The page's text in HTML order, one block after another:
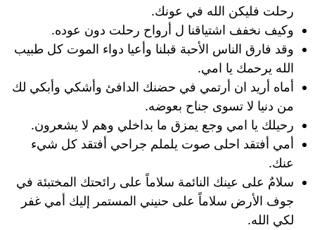
رحلت فليكن الله في عونك.
وكيف نخفف اشتياقنا ل أرواح رحلت دون عوده.
وقد فارق الناس الأحبة قبلنا وأعيا دواء الموت كل طبيب
الله يرحمك يا امي.
أماه أريد ان أرتمي في حضنك الدافئ وأشكي وأبكي لك
من دنيا لا تسوى جناح بعوضه.
رحيلك يا امي وجع يمزق ما بداخلي وهم لا يشعرون.
أمي أفتقد احلى صوت يلملم جراحي أفتقد كل شيء
عنك.
سلامٌ على عينك النائمة سلاماً على رائحتك المختبئة في
جوف الأرض سلاماً على حنيني المستمر إليك أمي غفر
لكي الله.